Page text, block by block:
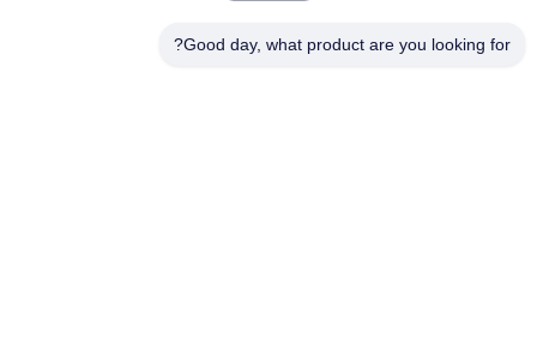
Good day, what product are you looking for?